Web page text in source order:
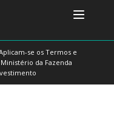
se os Termos e
da Fazenda